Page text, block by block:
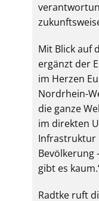
Mit Blick auf
ergänzt der
im Herzen
Nordrhein-
die ganze
im direkten
Infrastruktur
Bevölkerung
gibt es
Radtke ruft